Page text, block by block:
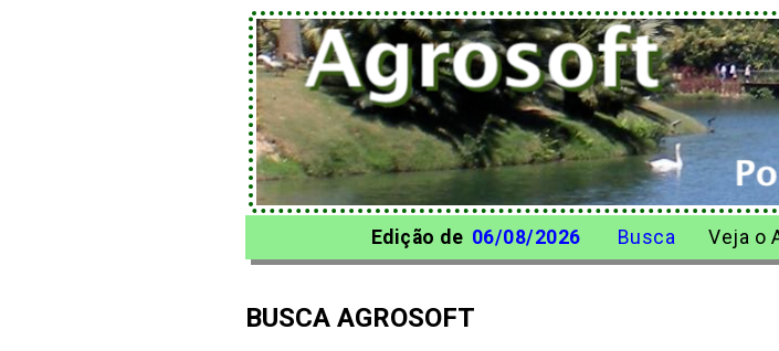
Edição de 06/08/2026 Busca Veja o
BUSCA AGROSOFT